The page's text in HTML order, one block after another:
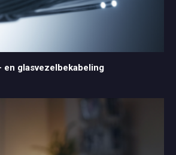
en glasvezelbekabeling